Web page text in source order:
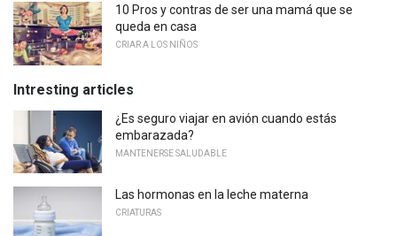
10 Pros y contras de ser una mamá que se
queda en casa
CRIAR A LOS NIÑOS
Intresting articles
¿Es seguro viajar en avión cuando estás
embarazada?
MANTENERSE SALUDABLE
Las hormonas en la leche materna
CRIATURAS